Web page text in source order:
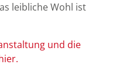
leibliche Wohl ist
und die